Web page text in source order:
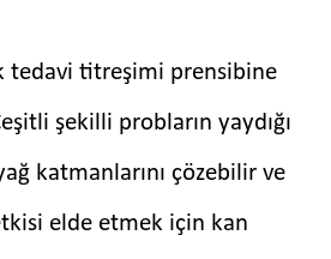
tedavi titreşimi prensibine
şekilli probların yaydığı
katmanlarını çözebilir ve
elde etmek için kan